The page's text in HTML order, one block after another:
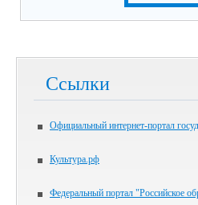
Ссылки
Официальный интернет-портал
Культура.рф
Федеральный портал "Российское